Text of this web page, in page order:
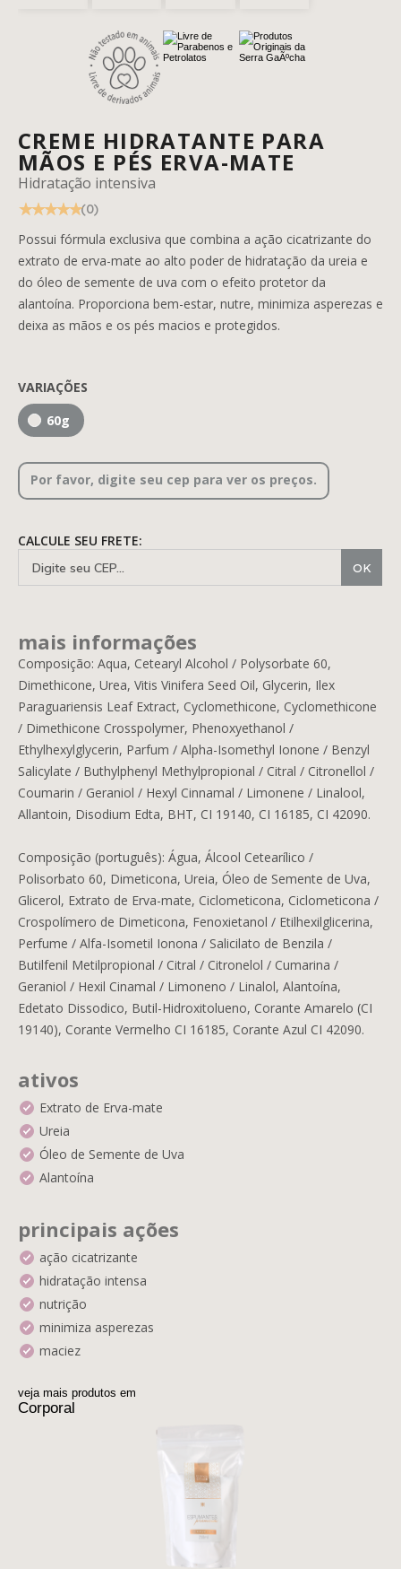
CREME HIDRATANTE PARA
MÃOS E PÉS ERVA-MATE
Hidratação intensiva
(0)
Possui fórmula exclusiva que combina a ação cicatrizante do
extrato de erva-mate ao alto poder de hidratação da ureia e
do óleo de semente de uva com o efeito protetor da
alantoína. Proporciona bem-estar, nutre, minimiza asperezas e
deixa as mãos e os pés macios e protegidos.
VARIAÇÕES
60g
Por favor, digite seu cep para ver os preços.
CALCULE SEU FRETE:
mais informações
Composição: Aqua, Cetearyl Alcohol / Polysorbate 60,
Dimethicone, Urea, Vitis Vinifera Seed Oil, Glycerin, Ilex
Paraguariensis Leaf Extract, Cyclomethicone, Cyclomethicone
/ Dimethicone Crosspolymer, Phenoxyethanol /
Ethylhexylglycerin, Parfum / Alpha-Isomethyl Ionone / Benzyl
Salicylate / Buthylphenyl Methylpropional / Citral / Citronellol /
Coumarin / Geraniol / Hexyl Cinnamal / Limonene / Linalool,
Allantoin, Disodium Edta, BHT, CI 19140, CI 16185, CI 42090.
Composição (português): Água, Álcool Cetearílico /
Polisorbato 60, Dimeticona, Ureia, Óleo de Semente de Uva,
Glicerol, Extrato de Erva-mate, Ciclometicona, Ciclometicona /
Crospolímero de Dimeticona, Fenoxietanol / Etilhexilglicerina,
Perfume / Alfa-Isometil Ionona / Salicilato de Benzila /
Butilfenil Metilpropional / Citral / Citronelol / Cumarina /
Geraniol / Hexil Cinamal / Limoneno / Linalol, Alantoína,
Edetato Dissodico, Butil-Hidroxitolueno, Corante Amarelo (CI
19140), Corante Vermelho CI 16185, Corante Azul CI 42090.
ativos
Extrato de Erva-mate
Ureia
Óleo de Semente de Uva
Alantoína
principais ações
ação cicatrizante
hidratação intensa
nutrição
minimiza asperezas
maciez
veja mais produtos em
Corporal